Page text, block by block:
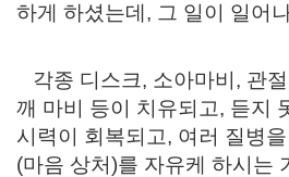
하게 하셨는데, 그 일이 일어
각종 디스크, 소아마비, 관
깨 마비 등이 치유되고, 듣지
시력이 회복되고, 여러 질병
(마음 상처)를 자유케 하시는